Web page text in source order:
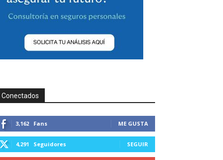
Conectados
3,162 Fans ME GUSTA
4,291 Seguidores SEGUIR